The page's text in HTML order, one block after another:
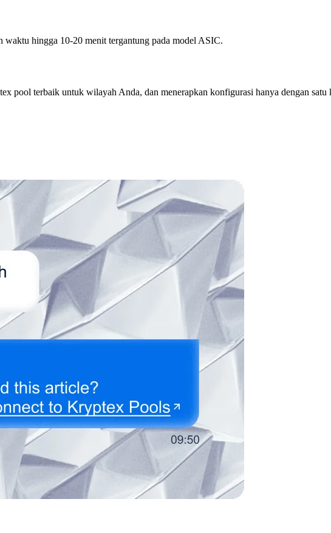
hingga 10-20 menit tergantung pada model ASIC.
pool terbaik untuk wilayah Anda, dan menerapkan konfigurasi hanya dengan satu